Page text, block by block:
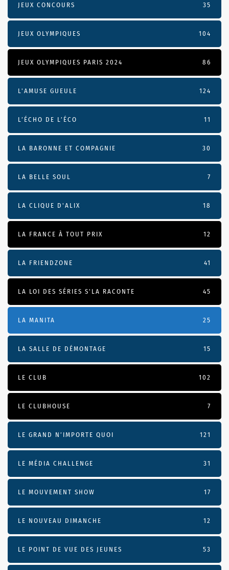
JEUX CONCOURS 35
JEUX OLYMPIQUES 104
JEUX OLYMPIQUES PARIS 2024 86
L'AMUSE GUEULE 124
L’ÉCHO DE L’ÉCO 11
LA BARONNE ET COMPAGNIE 30
LA BELLE SOUL 7
LA CLIQUE D'ALIX 18
LA FRANCE À TOUT PRIX 12
LA FRIENDZONE 41
LA LOI DES SÉRIES S'LA RACONTE 45
LA MANITA 25
LA SALLE DE DÉMONTAGE 15
LE CLUB 102
LE CLUBHOUSE 7
LE GRAND N’IMPORTE QUOI 121
LE MÉDIA CHALLENGE 31
LE MOUVEMENT SHOW 17
LE NOUVEAU DIMANCHE 12
LE POINT DE VUE DES JEUNES 53